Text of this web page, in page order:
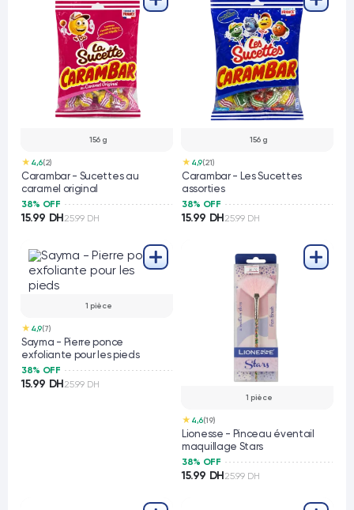
156 g
★ 4,6(2)
Carambar - Sucettes au
caramel original
38% OFF
15.99 DH 25.99 DH
156 g
★ 4,9(21)
Carambar - Les Sucettes
assorties
38% OFF
15.99 DH 25.99 DH
1 pièce
★ 4,9(7)
Sayma - Pierre ponce
exfoliante pour les pieds
38% OFF
15.99 DH 25.99 DH
1 pièce
★ 4,6(19)
Lionesse - Pinceau éventail
maquillage Stars
38% OFF
15.99 DH 25.99 DH